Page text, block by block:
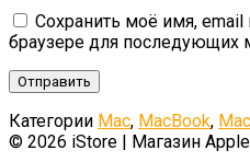
Сохранить моё имя, email
браузере для последующих
Категории Mac, MacBook,
© 2026 iStore | Магазин